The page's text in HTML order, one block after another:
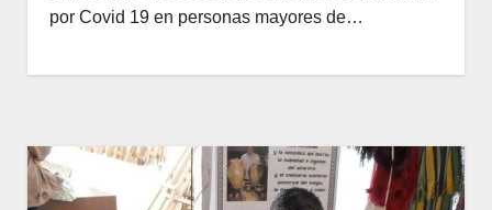
por Covid 19 en personas mayores de…